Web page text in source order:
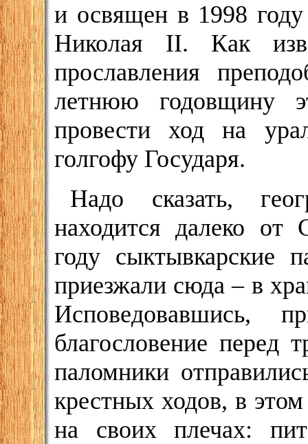
и освящен в 1998
Николая II. Как
прославления
летнюю годовщину
провести ход на
голгофу Государя.
Надо сказать,
находится далеко
году сыктывкарские
приезжали сюда – в
Исповедовавшись,
благословение перед
паломники
крестных ходов, в
на своих плечах: